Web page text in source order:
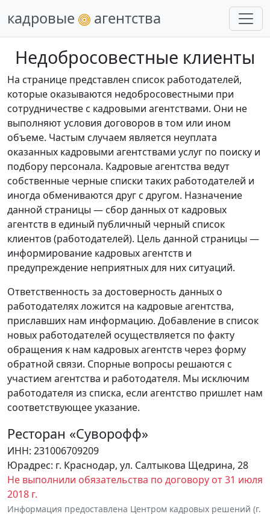
кадровые агентства
Недобросовестные клиенты
На странице представлен список работодателей,
которые оказываются недобросовестными при
сотрудничестве с кадровыми агентствами. Они не
выполняют условия договоров в том или ином
объеме. Частым случаем является неуплата
оказанных кадровыми агентствами услуг по поиску и
подбору персонала. Кадровые агентства ведут
собственные черные списки таких работодателей и
иногда обмениваются друг с другом. Назначение
данной страницы — сбор данных от кадровых
агентств в единый публичный черный список
клиентов (работодателей). Цель данной страницы —
информирование кадровых агентств и
предупреждение неприятных для них ситуаций.
Ответственность за достоверность данных о
работодателях ложится на кадровые агентства,
приславших нам информацию. Добавление в список
новых работодателей осуществляется по факту
обращения к нам кадровых агентств через форму
обратной связи. Спорные вопросы решаются с
участием агентства и работодателя. Мы исключим
работодателя из списка, если агентство пришлет нам
соответствующее указание.
Ресторан «Суворофф»
ИНН: 231006709209
Юрадрес: г. Краснодар, ул. Салтыкова Щедрина, 28
Не выполнили обязательства по договору от 31 июля
2018 г.
Информация предоставлена Центром кадровых решений (г.